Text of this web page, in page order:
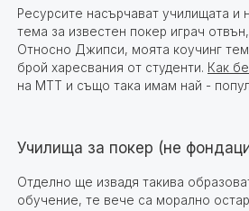
Ресурсите насърчават училищата
тема за известен покер играч
Относно Джипси, моята коучинг
брой харесвания от студенти. Как
на MTT и също така имам най -
Училища за покер (не
Отделно ще извадя такива
обучение, те вече са морално